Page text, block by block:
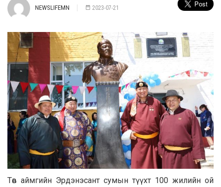
NEWSLIFEMN 2023-07-21
Төв аймгийн Эрдэнэсант сумын түүхт 100 жилийн ой